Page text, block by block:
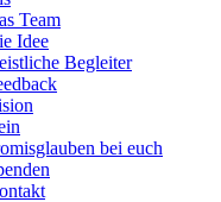
Team
Idee
Begleiter
bei euch